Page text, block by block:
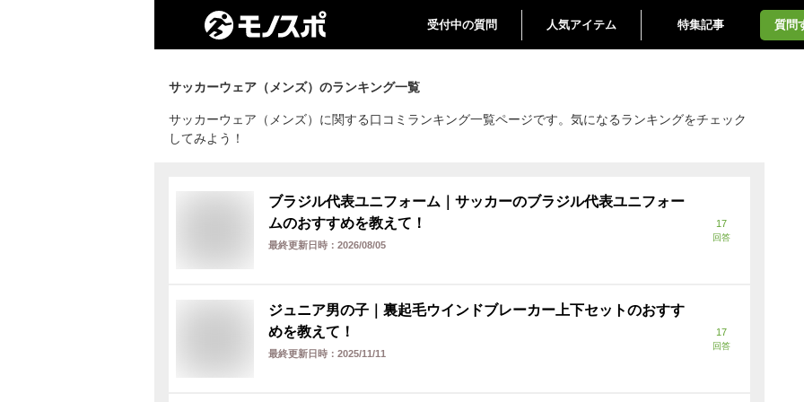
受付中の質問 人気アイテム 特集記事 質問
サッカーウェア（メンズ） のランキング一覧
サッカーウェア（メンズ）に関する口コミランキング一覧ページです。気になるランキングをチェック
してみよう！
ブラジル代表ユニフォーム｜サッカーのブラジル代表ユニフォー
ムのおすすめを教えて！
最終更新日時： 2026/08/05
17
回答
ジュニア男の子｜裏起毛ウインドブレーカー上下セットのおすす
めを教えて！
最終更新日時： 2025/11/11
17
回答